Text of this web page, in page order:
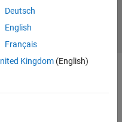
Deutsch
English
Français
Kingdom(English)